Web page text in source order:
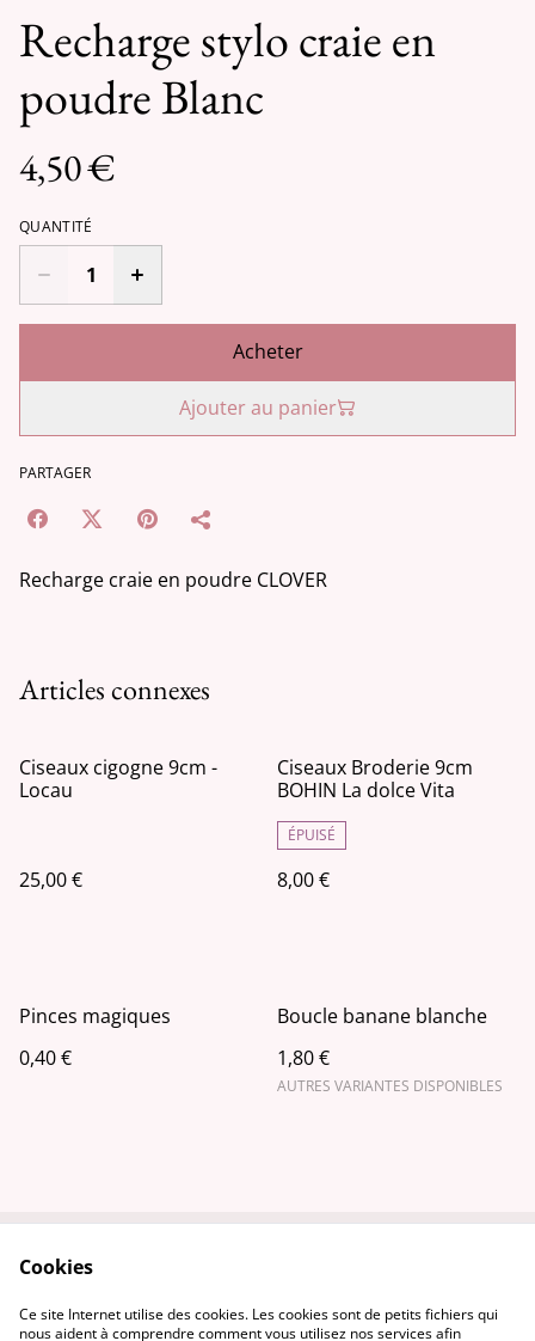
Recharge stylo craie en
poudre Blanc
4,50 €
QUANTITÉ
Acheter
Ajouter au panier
PARTAGER
Recharge craie en poudre CLOVER
Articles connexes
Ciseaux cigogne 9cm -
Locau
25,00 €
Ciseaux Broderie 9cm
BOHIN La dolce Vita
ÉPUISÉ
8,00 €
Pinces magiques
0,40 €
Boucle banane blanche
1,80 €
AUTRES VARIANTES DISPONIBLES
Politique de
confidentialité
Politique de cookies
Cookies
Ce site Internet utilise des cookies. Les cookies sont de petits fichiers qui
nous aident à comprendre comment vous utilisez nos services afin